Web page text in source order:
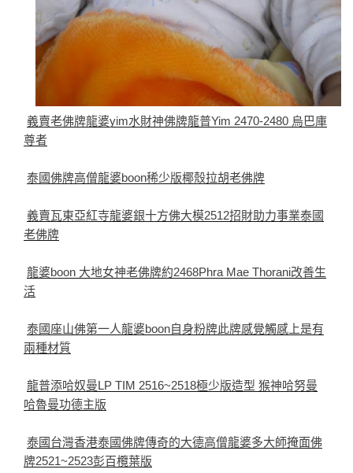
義賣老佛牌龍婆yim水財神佛牌龍普Yim 2470-2480 烏巴庫
尊者
泰國佛牌高僧龍婆boon稀少版椰殼拉胡老佛牌
義賣瓦東亞紅寺龍婆銀十方佛大模2512招財助力事業泰國
老佛牌
龍婆boon 大地女神老佛牌約2468Phra Mae Thorani改善生
活
泰國座山佛第一人龍婆boon自身粉牌此牌感覺觸感上是有
兩種材質
龍普添哈奴曼LP TIM 2516~2518極少版造型 猴神哈努曼
哈魯曼功德主版
泰國台灣香港泰國佛牌傳奇的大德高僧龍婆多大師掩面佛
牌2521~2523彭百欖葉版